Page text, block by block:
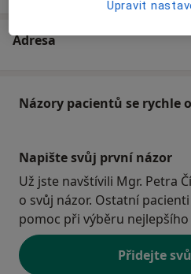
Adresa
Názory pacientů se rychle
Napište svůj první názor
Už jste navštívili Mgr. Petra
o svůj názor. Ostatní
pomoc při výběru nejlepšího
Přidejte
Upravit